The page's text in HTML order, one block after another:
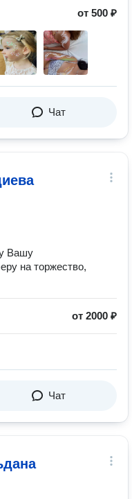
от 500 ₽
Чат
Вашу
на торжество,
от 2000 ₽
Чат